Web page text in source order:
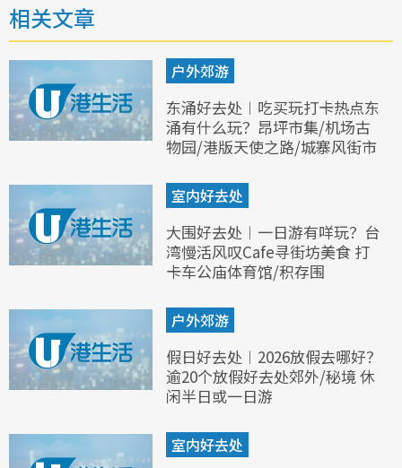
相关文章
户外郊游
东涌好去处︱吃买玩打卡热点东
涌有什么玩？昂坪市集/机场古
物园/港版天使之路/城寨风街市
室内好去处
大围好去处︱一日游有咩玩？台
湾慢活风叹Cafe寻街坊美食 打
卡车公庙体育馆/积存围
户外郊游
假日好去处︱2026放假去哪好？
逾20个放假好去处郊外/秘境 休
闲半日或一日游
室内好去处